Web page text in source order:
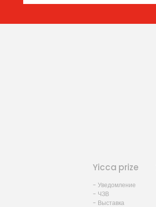
Yicca prize
- Уведомление
- ЧЗВ
- Выставка